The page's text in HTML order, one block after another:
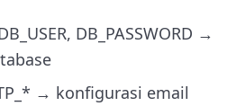
DB_PASSWORD →
→ konfigurasi email